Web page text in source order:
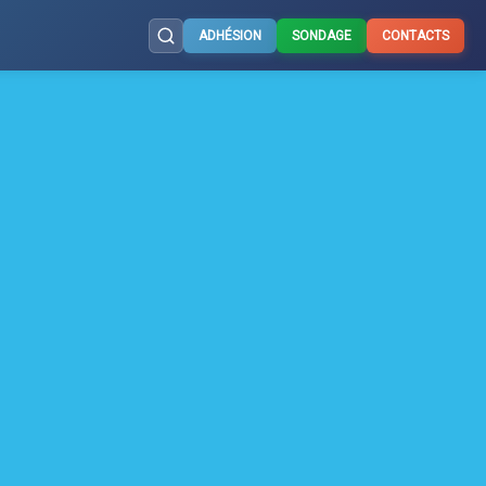
ADHÉSION SONDAGE CONTACTS